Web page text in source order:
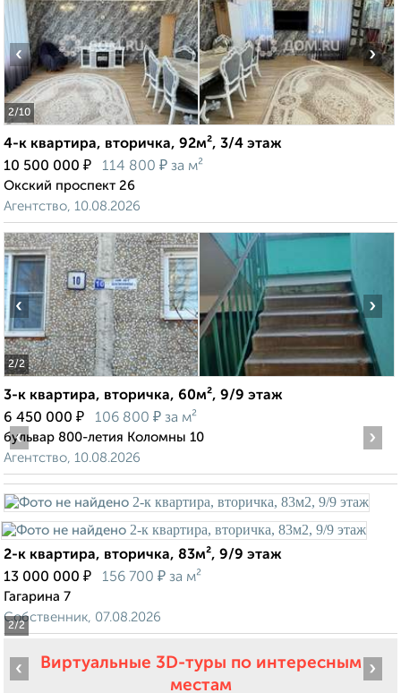
2/10
‹ ›
4-к квартира, вторичка, 92м², 3/4 этаж
10 500 000 ₽ 114 800 ₽ за м²
Окский проспект 26
Агентство, 10.08.2026
2/2
‹ ›
3-к квартира, вторичка, 60м², 9/9 этаж
6 450 000 ₽ 106 800 ₽ за м²
бульвар 800-летия Коломны 10
Агентство, 10.08.2026
2/2
‹ ›
2-к квартира, вторичка, 83м², 9/9 этаж
13 000 000 ₽ 156 700 ₽ за м²
Гагарина 7
Собственник, 07.08.2026
Виртуальные 3D-туры по интересным
местам
‹ ›